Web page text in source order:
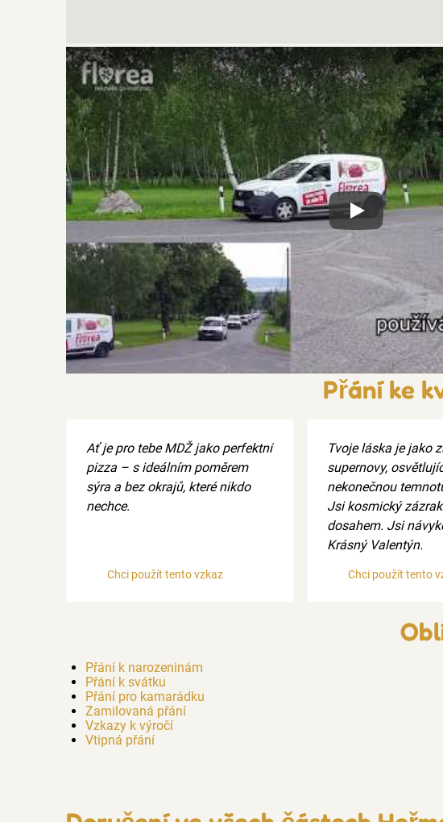
Xxx
Přání ke
Ať je pro tebe MDŽ jako perfektní
pizza – s ideálním poměrem
sýra a bez okrajů, které nikdo
nechce.
Chci použít tento vzkaz
Tvoje láska je jako
supernovy,
nekonečnou
Jsi kosmický
dosahem. Jsi
Krásný Valentýn.
Chci použít tento
Přání k narozeninám
Přání k svátku
Přání pro kamarádku
Zamilovaná přání
Vzkazy k výročí
Vtipná přání